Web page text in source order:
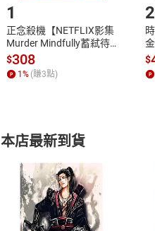
1
正念殺機【NETFLIX影集
Murder Mindfully蓄弒待
發】【電子書】
$308
1 % (賺3點)
2
$
本店最新到貨